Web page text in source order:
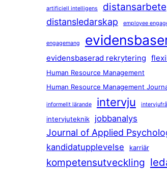
artificiell intelligens distansarbete
distansledarskap employee
engagemang
evidensbaserad rekrytering
Human Resource Management
Human Resource Management
informellt lärande intervju
intervjuteknik jobbanalys
Journal of Applied
kandidatupplevelse karriär
kompetensutveckling